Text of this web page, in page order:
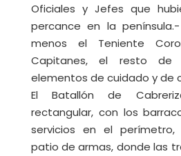
Oficiales y Jefes que
percance en la
menos el Teniente
Capitanes, el resto de
elementos de cuidado y de
El Batallón de
rectangular, con los
servicios en el
patio de armas, donde las